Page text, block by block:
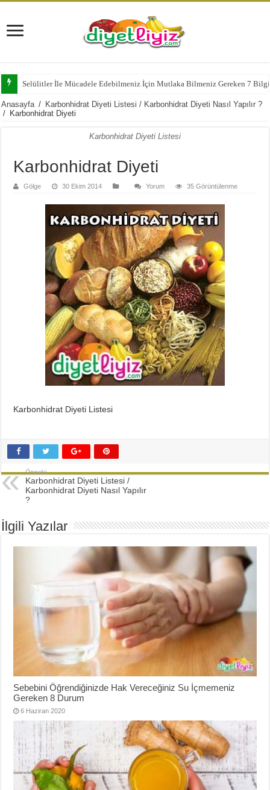
Selülitler İle Mücadele Edebilmeniz İçin Mutlaka Bilmeniz Gereken 7 Bilgi
Anasayfa / Karbonhidrat Diyeti Listesi / Karbonhidrat Diyeti Nasıl Yapılır ?
/ Karbonhidrat Diyeti
Karbonhidrat Diyeti Listesi
Karbonhidrat Diyeti
Gölge 30 Ekim 2014 Yorum 35 Görüntülenme
Karbonhidrat Diyeti Listesi
Önceki
Karbonhidrat Diyeti Listesi /
Karbonhidrat Diyeti Nasıl Yapılır
?
İlgili Yazılar
Sebebini Öğrendiğinizde Hak Vereceğiniz Su İçmemeniz
Gereken 8 Durum
6 Haziran 2020